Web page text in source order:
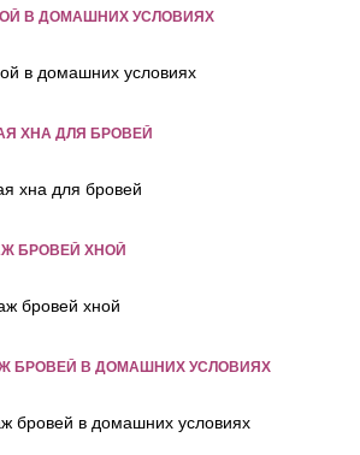
В ДОМАШНИХ УСЛОВИЯХ
ХНА ДЛЯ БРОВЕЙ
БРОВЕЙ ХНОЙ
БРОВЕЙ В ДОМАШНИХ УСЛОВИЯХ